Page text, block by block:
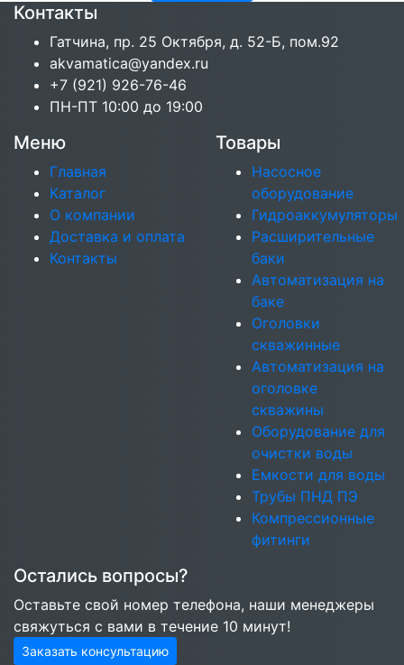
Контакты
Гатчина, пр. 25 Октября, д. 52-Б, пом.92
akvamatica@yandex.ru
+7 (921) 926-76-46
ПН-ПТ 10:00 до 19:00
Меню
Главная
Каталог
О компании
Доставка и оплата
Контакты
Товары
Насосное
оборудование
Гидроаккумуляторы
Расширительные
баки
Автоматизация на
баке
Оголовки
скважинные
Автоматизация на
оголовке
скважины
Оборудование для
очистки воды
Емкости для воды
Трубы ПНД ПЭ
Компрессионные
фитинги
Остались вопросы?
Оставьте свой номер телефона, наши менеджеры
свяжуться с вами в течение 10 минут!
Заказать консультацию